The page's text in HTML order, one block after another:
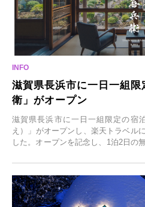
滋賀県長浜市に一日一組
衛」がオープン
滋賀県長浜市に一日一組限定の宿
え）」がオープンし、楽天トラベル
した。オープンを記念し、1泊2日の
一組限定の宿だからこそ叶う、大切
けます。